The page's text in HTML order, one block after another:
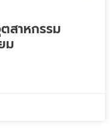
สาหกรรม
ม